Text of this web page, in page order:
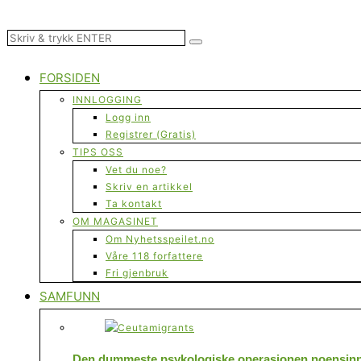
FORSIDEN
INNLOGGING
Logg inn
Registrer (Gratis)
TIPS OSS
Vet du noe?
Skriv en artikkel
Ta kontakt
OM MAGASINET
Om Nyhetsspeilet.no
Våre 118 forfattere
Fri gjenbruk
SAMFUNN